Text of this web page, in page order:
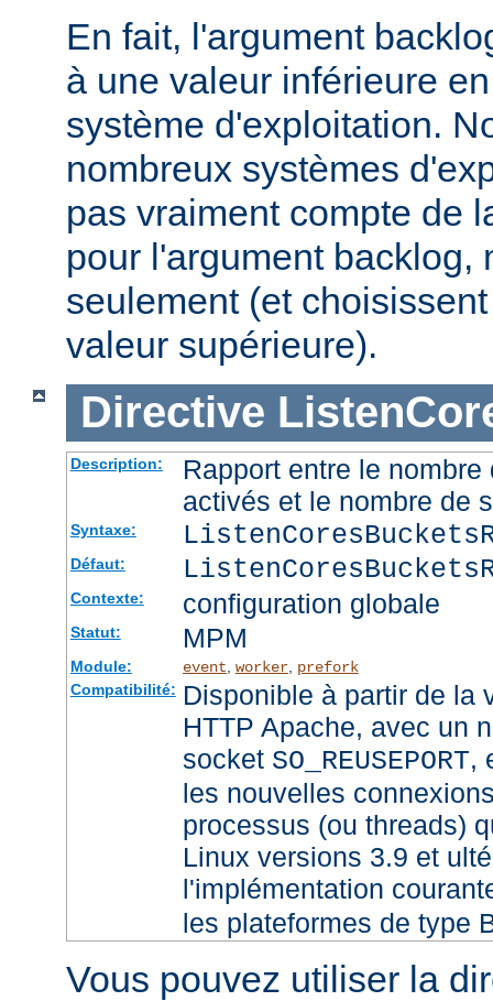
En fait, l'argument
à une valeur inférieure
système d'exploitation.
nombreux systèmes
pas vraiment compte de
pour l'argument backlog,
seulement (et
valeur supérieure).
Directive
Description:
Rapport entre le
activés et le nombre de
Syntaxe:
Défaut:
Contexte: configuration globale
Statut: MPM
Module: event worker, prefork
Compatibilité: Disponible à partir de la
HTTP Apache, avec un
socket SO_REUSEPORT,
les nouvelles
processus (ou threads)
Linux versions 3.9 et
l'implémentation
les plateformes de type
Vous pouvez utiliser la